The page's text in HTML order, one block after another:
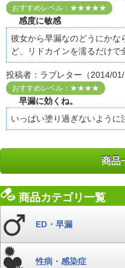
おすすめレベル：★★★★★
感度に敏感
彼女から早漏なのどうにかな
ど、リドカインを濡るだけで
投稿者：ラブレター（2014/01/
おすすめレベル：★★★★
早漏に効くね。
いっぱい塗り過ぎないように
商品
商品カテゴリ一覧
ED・早漏
性病・感染症